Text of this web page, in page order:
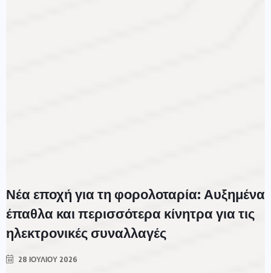
Νέα εποχή για τη φορολοταρία: Αυξημένα
έπαθλα και περισσότερα κίνητρα για τις
ηλεκτρονικές συναλλαγές
28 ΙΟΥΛΊΟΥ 2026